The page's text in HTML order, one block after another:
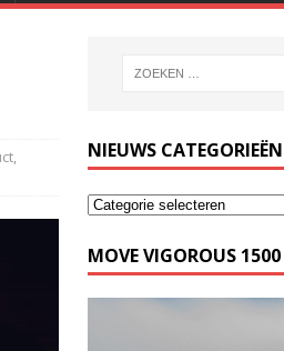
,
NIEUWS CATEGORIEËN
MOVE VIGOROUS 1500